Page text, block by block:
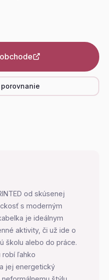
od skúsenej
s moderným
je ideálnym
aktivity, či už ide o
školu alebo do práce.
robí ľahko
jej energetický